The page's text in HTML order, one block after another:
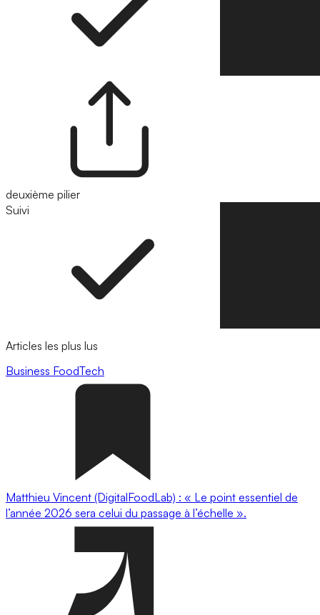
deuxième pilier
Suivi
Articles les plus lus
Business FoodTech
Matthieu Vincent (DigitalFoodLab) : « Le point essentiel de
l’année 2026 sera celui du passage à l’échelle ».